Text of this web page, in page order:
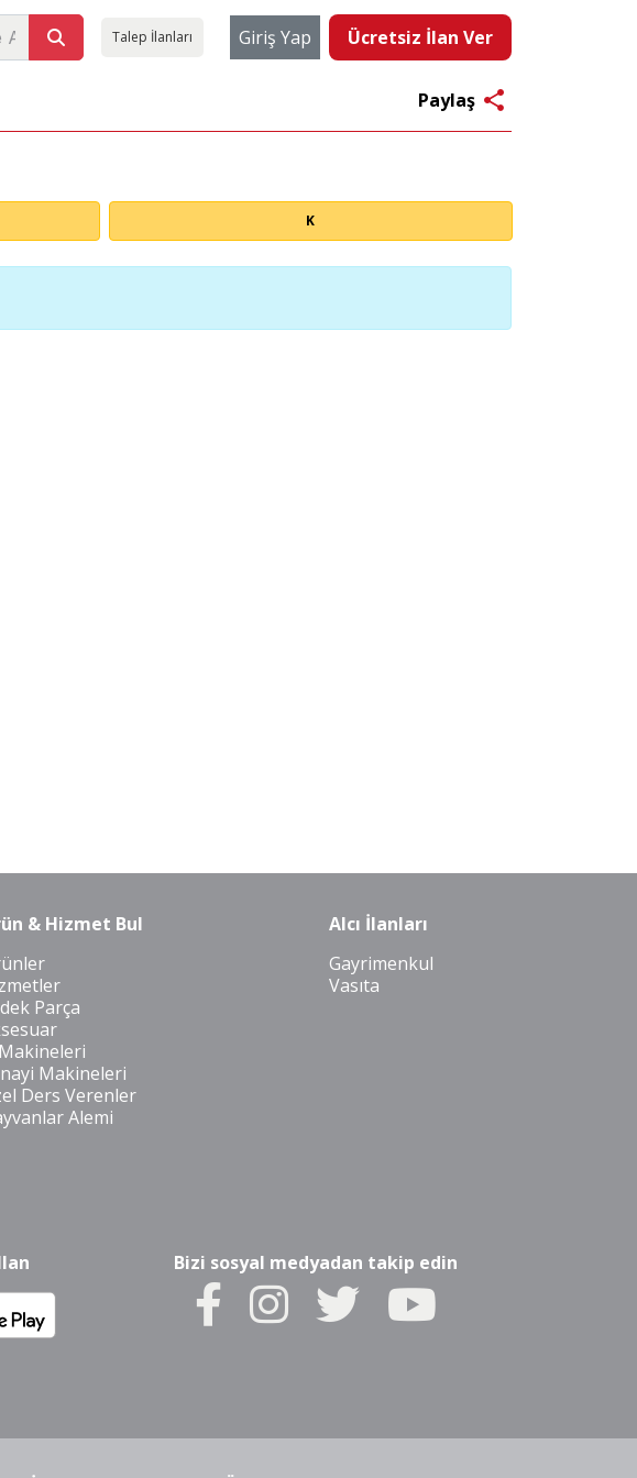
Talep İlanları Giriş Yap Ücretsiz İlan Ver
Paylaş share
K
& Hizmet Bul
Parça
Makineleri
Ders Verenler
Alemi
Alcı İlanları
Gayrimenkul
Vasıta
Bizi sosyal medyadan takip edin